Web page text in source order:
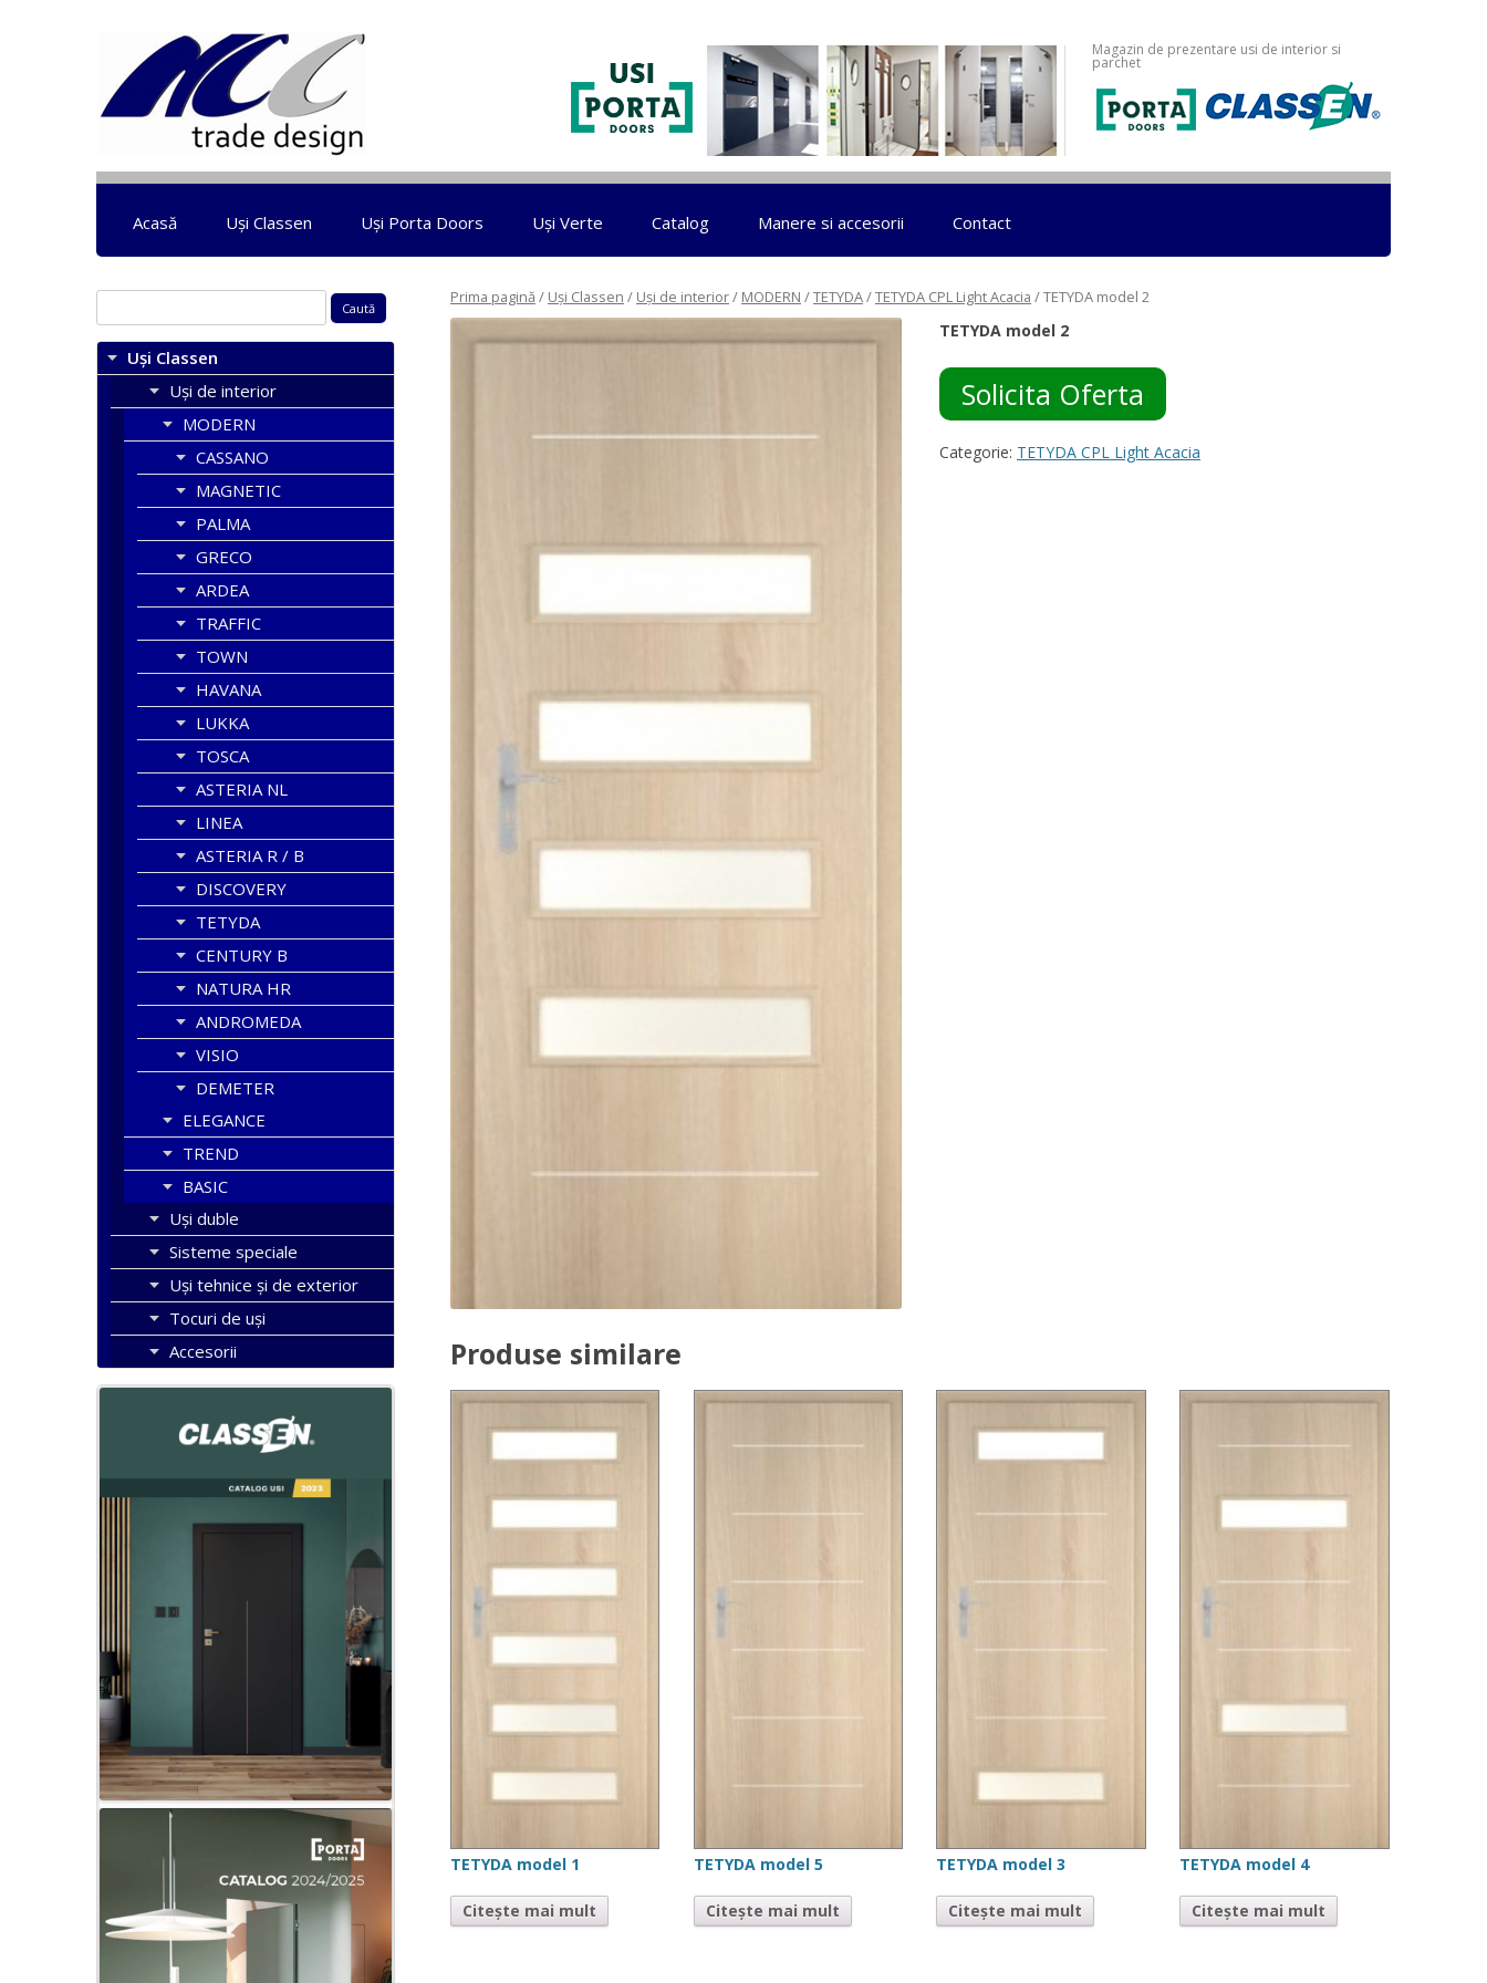
Magazin de prezentare usi de interior si
parchet
Sari la conținut
Acasă Uși Classen Uși Porta Doors Uși Verte Catalog Manere si accesorii Contact
Prima pagină / Uși Classen / Uși de interior/ MODERN /TETYDA/TETYDA CPL Light Acacia / TETYDA model 2
TETYDA model 2
Solicita Oferta
Categorie: TETYDA CPL Light Acacia
Produse similare
TETYDA model 1
Citește mai mult
TETYDA model 5
Citește mai mult
TETYDA model 3
Citește mai mult
TETYDA model 4
Citește mai mult
după:
Uși Classen
Uși de interior
MODERN
CASSANO
MAGNETIC
PALMA
GRECO
ARDEA
TRAFFIC
TOWN
HAVANA
LUKKA
TOSCA
ASTERIA NL
LINEA
ASTERIA R / B
DISCOVERY
TETYDA
CENTURY B
NATURA HR
ANDROMEDA
VISIO
DEMETER
ELEGANCE
TREND
BASIC
Uşi duble
Sisteme speciale
Uși tehnice și de exterior
Tocuri de uși
Accesorii